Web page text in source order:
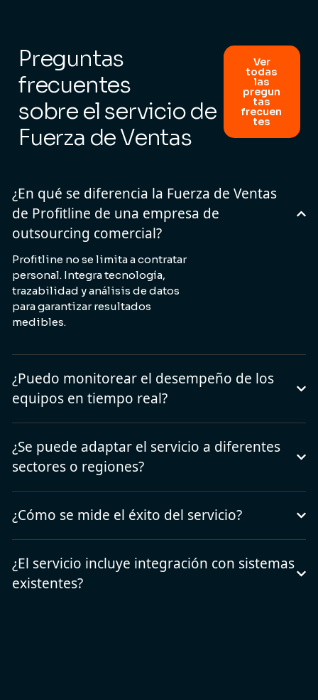
Preguntas
frecuentes
sobre el servicio de
Fuerza de Ventas
Ver
todas
las
pregun
tas
frecuen
tes
¿En qué se diferencia la Fuerza de Ventas
de Profitline de una empresa de
outsourcing comercial?
Profitline no se limita a contratar
personal. Integra tecnología,
trazabilidad y análisis de datos
para garantizar resultados
medibles.
¿Puedo monitorear el desempeño de los
equipos en tiempo real?
¿Se puede adaptar el servicio a diferentes
sectores o regiones?
¿Cómo se mide el éxito del servicio?
¿El servicio incluye integración con sistemas
existentes?